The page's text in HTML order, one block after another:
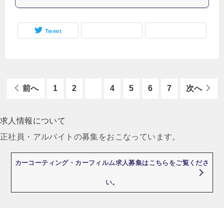
Tweet
前へ 1 2 4 5 6 7 次へ
求人情報について
正社員・アルバイトの募集をおこなっています。
カーコーティング・カーフィルム求人募集はこちらをご覧くださ
い。